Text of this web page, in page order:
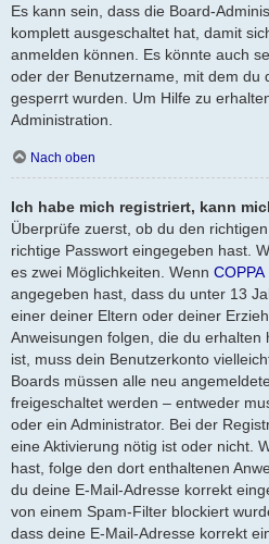
Es kann sein, dass die Board-
komplett ausgeschaltet hat, damit
anmelden können. Es könnte auch
oder der Benutzername, mit dem du
gesperrt wurden. Um Hilfe zu
Administration.
Nach oben
Ich habe mich registriert, kann
Überprüfe zuerst, ob du den
richtige Passwort eingegeben hast.
es zwei Möglichkeiten. Wenn COPPA
angegeben hast, dass du unter 13
einer deiner Eltern oder deiner
Anweisungen folgen, die du erhalten
ist, muss dein Benutzerkonto
Boards müssen alle neu
freigeschaltet werden – entweder
oder ein Administrator. Bei der
eine Aktivierung nötig ist oder nicht.
hast, folge den dort enthaltenen
du deine E-Mail-Adresse korrekt
von einem Spam-Filter blockiert
dass deine E-Mail-Adresse korrekt